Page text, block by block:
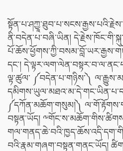
ནི་བདེན་པ་བཞི་ཡིན།
དང་།
ལྟ་ཚུལ་ ༼བདེན་པ་གཉིས་༽
༼དཀོན་མཆོག་གསུམ།༽
བསྟན་ཡོད།
བའི་རྣམ་གཞག་བསྟན་གནང་ཡོད།